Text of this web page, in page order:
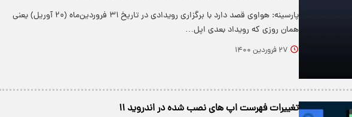
پارسینه: هواوی قصد دارد با برگزاری رویدادی در تاریخ ۳۱ فروردین‌ماه ‌(۲۰ آوریل) یعنی
همان روزی که رویداد بعدی اپل…
۲۷ فروردین ۱۴۰۰
تغییرات فهرست اپ ‌های نصب شده در اندروید ۱۱